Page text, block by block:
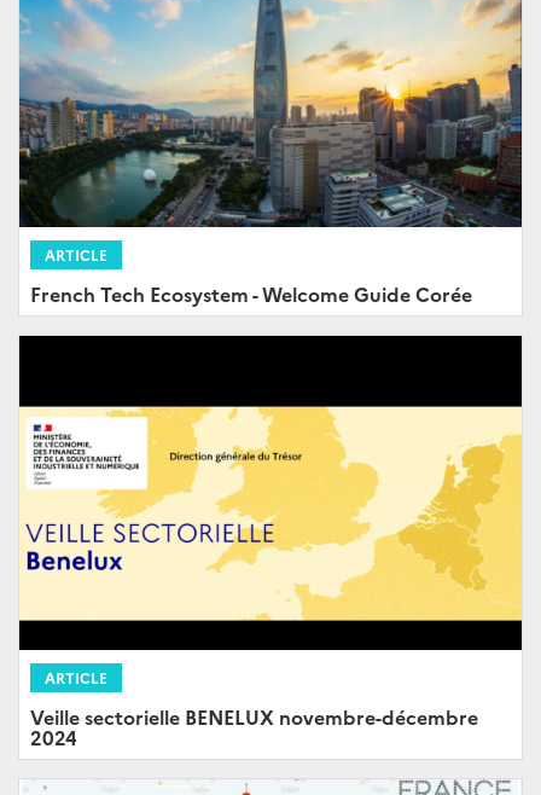
ARTICLE
French Tech Ecosystem - Welcome Guide Corée
ARTICLE
Veille sectorielle BENELUX novembre-décembre
2024